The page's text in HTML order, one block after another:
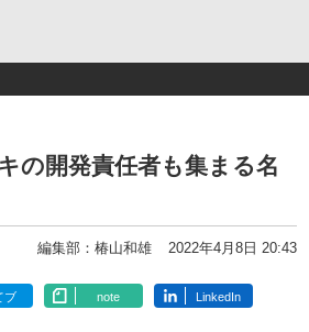
の開発責任者も集まる名
編集部：椿山和雄 2022年4月8日 20:43
ブ note LinkedIn